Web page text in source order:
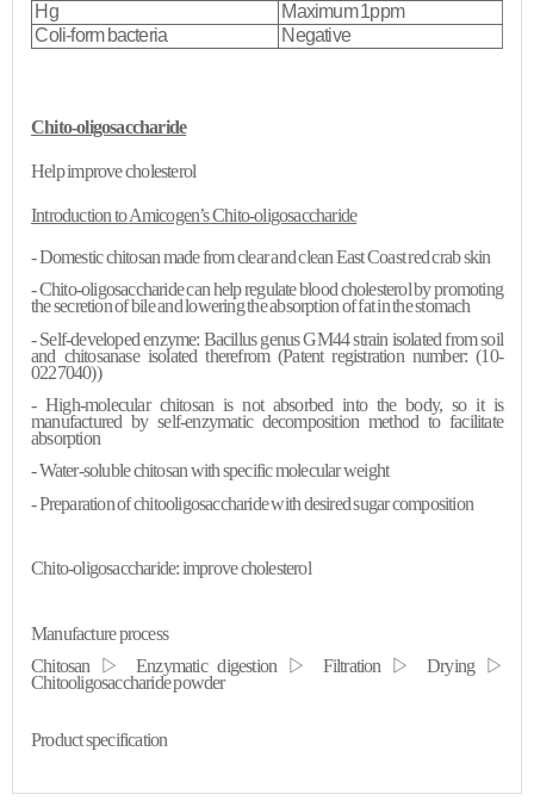
Hg
Maximum 1ppm
Coli-form bacteria
Negative
Chito-oligosaccharide
Help improve cholesterol
Introduction toAmicogen’sChito-oligosaccharide
-Domestic chitosan made from clear and clean East Coast red crab skin
-Chito-oligosaccharide can help regulate blood cholesterol by promoting
the secretion of bile and lowering the absorption of fat in the stomach
- Self-developed enzyme: Bacillus genus GM44 strain isolated from soil
and chitosanaseisolated therefrom (Patent registration number: (10-
0227040))
- High-molecular chitosan is not absorbed into the body, so it is
manufactured by self-enzymatic decomposition method to facilitate
absorption
-Water-soluble chitosan with specific molecular weight
-Preparation ofchitooligosaccharidewith desired sugar composition
Chito-oligosaccharide: improve cholesterol
Manufacture process
Chitosan ▷ Enzymatic digestion ▷ Filtration ▷ Drying ▷
Chitooligosaccharidepowder
Product specification